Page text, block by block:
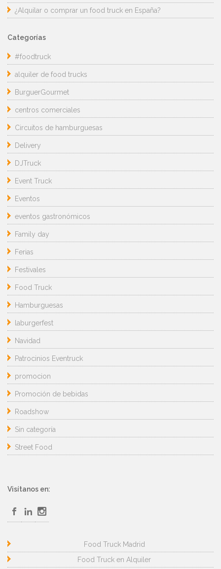
¿Alquilar o comprar un food truck en España?
Categorías
#foodtruck
alquiler de food trucks
BurguerGourmet
centros comerciales
Circuitos de hamburguesas
Delivery
DJTruck
Event Truck
Eventos
eventos gastronómicos
Family day
Ferias
Festivales
Food Truck
Hamburguesas
laburgerfest
Navidad
Patrocinios Eventruck
promocion
Promoción de bebidas
Roadshow
Sin categoría
Street Food
Visítanos en:
Food Truck Madrid
Food Truck en Alquiler